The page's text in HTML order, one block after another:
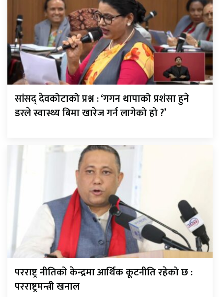
सांसद् देवकोटाको प्रश्न : ‘गगन थापाको प्रशंसा हुने
डरले स्वास्थ्य बिमा खारेज गर्न लागेको हो ?’
परराष्ट्र नीतिको केन्द्रमा आर्थिक कूटनीति रहेको छ :
परराष्ट्रमन्त्री खनाल